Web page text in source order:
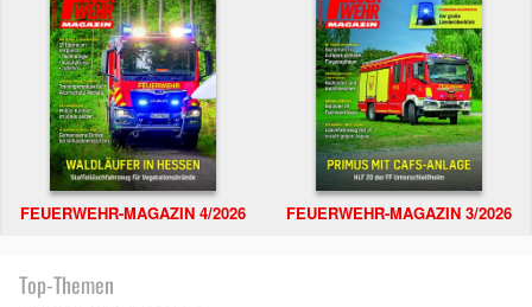
FEUERWEHR-MAGAZIN 4/2026 FEUERWEHR-MAGAZIN 3/2026
Top-Themen